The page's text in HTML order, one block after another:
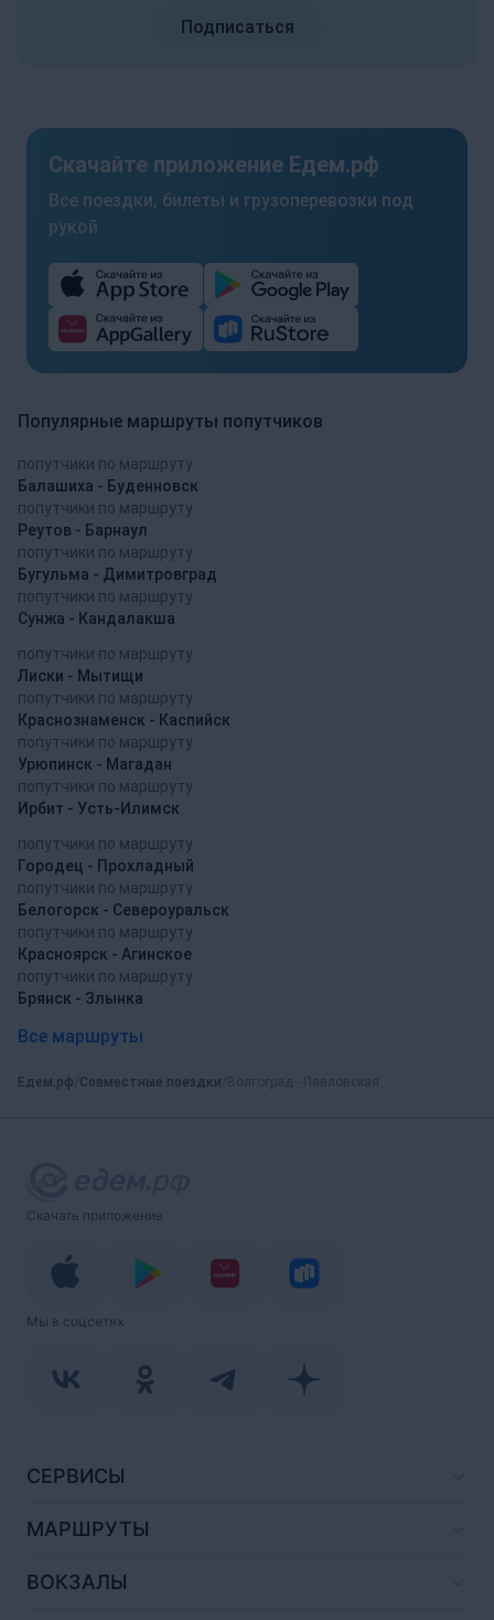
Подписаться
Скачайте приложение Едем.рф
Все поездки, билеты и грузоперевозки под
рукой
Популярные маршруты попутчиков
попутчики по маршруту
Балашиха - Буденновск
попутчики по маршруту
Реутов - Барнаул
попутчики по маршруту
Бугульма - Димитровград
попутчики по маршруту
Сунжа - Кандалакша
попутчики по маршруту
Лиски - Мытищи
попутчики по маршруту
Краснознаменск - Каспийск
попутчики по маршруту
Урюпинск - Магадан
попутчики по маршруту
Ирбит - Усть-Илимск
попутчики по маршруту
Городец - Прохладный
попутчики по маршруту
Белогорск - Североуральск
попутчики по маршруту
Красноярск - Агинское
попутчики по маршруту
Брянск - Злынка
Все маршруты
Едем.рф Совместные поездки
Скачать приложение
Мы в соцсетях
СЕРВИСЫ
МАРШРУТЫ
ВОКЗАЛЫ